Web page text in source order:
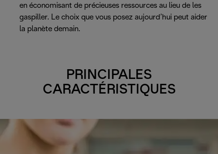
en économisant de précieuses ressources au lieu de les
gaspiller. Le choix que vous posez aujourd’hui peut aider
la planète demain.
PRINCIPALES
CARACTÉRISTIQUES